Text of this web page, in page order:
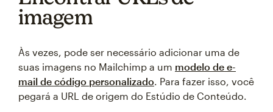
imagem
Às vezes, pode ser necessário adicionar uma de
suas imagens no Mailchimp a um modelo de e-
mail de código personalizado . Para fazer isso, você
pegará a URL de origem do Estúdio de Conteúdo.